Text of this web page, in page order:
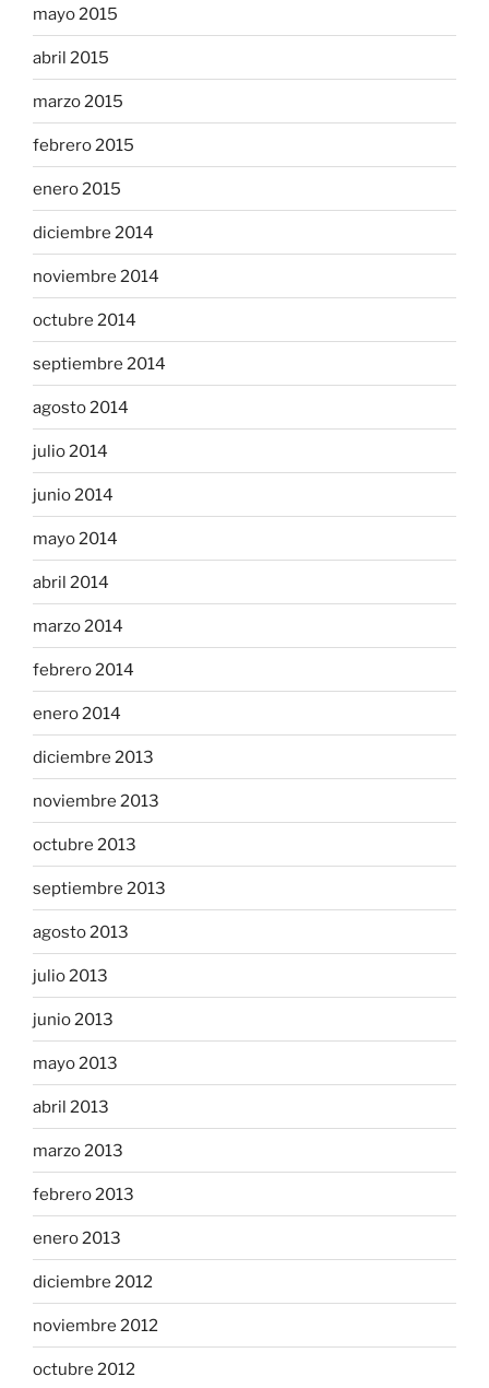
mayo 2015
abril 2015
marzo 2015
febrero 2015
enero 2015
diciembre 2014
noviembre 2014
octubre 2014
septiembre 2014
agosto 2014
julio 2014
junio 2014
mayo 2014
abril 2014
marzo 2014
febrero 2014
enero 2014
diciembre 2013
noviembre 2013
octubre 2013
septiembre 2013
agosto 2013
julio 2013
junio 2013
mayo 2013
abril 2013
marzo 2013
febrero 2013
enero 2013
diciembre 2012
noviembre 2012
octubre 2012